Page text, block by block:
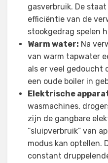
gasverbruik. De
efficiëntie van de
stookgedrag spelen
Warm water: Na
van warm tapwater
als er veel gedoucht
een oude boiler in
Elektrische
wasmachines,
zijn de gangbare
“sluipverbruik” van
modus kan optellen.
constant